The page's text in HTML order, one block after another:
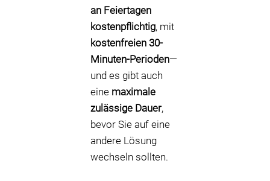
an Feiertagen
kostenpflichtig, mit
kostenfreien 30-
Minuten-Perioden—
und es gibt auch
eine maximale
zulässige Dauer,
bevor Sie auf eine
andere Lösung
wechseln sollten.